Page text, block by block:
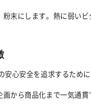
末にします。熱に弱い
安心安全を追求するため
から商品化まで一気通